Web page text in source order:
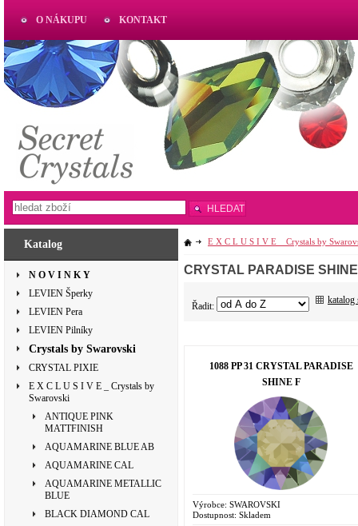
Katalog
N O V I N K Y
LEVIEN Šperky
LEVIEN Pera
LEVIEN Pilníky
Crystals by Swarovski
CRYSTAL PIXIE
E X C L U S I V E _ Crystals by
Swarovski
ANTIQUE PINK
MATTFINISH
AQUAMARINE BLUE AB
AQUAMARINE CAL
AQUAMARINE METALLIC
BLUE
BLACK DIAMOND CAL
E X C L U S I V E _ Crystals by
CRYSTAL PARADISE SHINE
Řadit:
katalog
1088 PP 31 CRYSTAL PARADISE
SHINE F
Výrobce: SWAROVSKI
Dostupnost: Skladem
O NÁKUPU KONTAKT
AKTUAL
www.aktual-koralky.cz
HLEDAT